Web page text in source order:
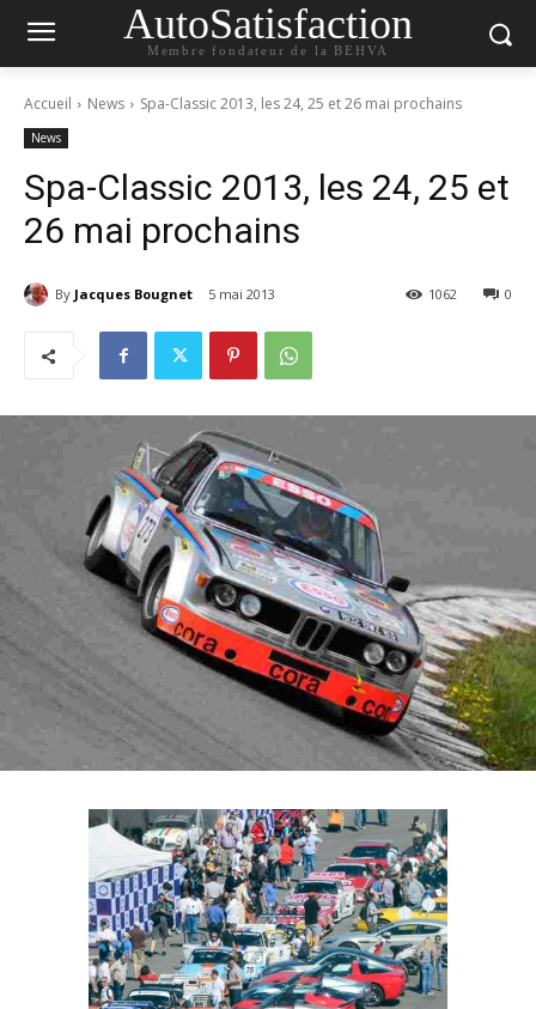
AutoSatisfaction
Membre fondateur de la BEHVA
Accueil News Spa-Classic 2013, les 24, 25 et 26 mai prochains
News
Spa-Classic 2013, les 24, 25 et
26 mai prochains
By Jacques Bougnet 5 mai 2013 0
1062